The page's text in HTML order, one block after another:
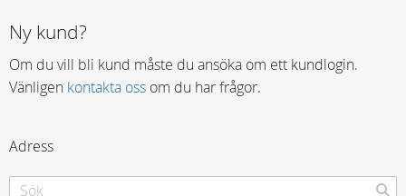
Ny kund?
Om du vill bli kund måste du ansöka om ett kundlogin.
Vänligen kontakta oss om du har frågor.
Adress